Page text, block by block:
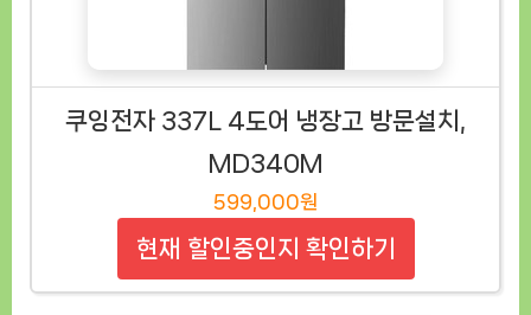
쿠잉전자 337L 4도어 냉장고 방문설치,
MD340M
599,000원
현재 할인중인지 확인하기